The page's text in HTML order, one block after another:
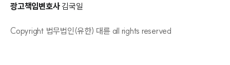
광고책임변호사 김국일
Copyright 법무법인(유한) 대륜 all rights reserved